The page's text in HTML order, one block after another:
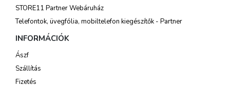
STORE11 Partner Webáruház
Telefontok, üvegfólia, mobiltelefon kiegészítők - Partner
INFORMÁCIÓK
Ászf
Szállítás
Fizetés